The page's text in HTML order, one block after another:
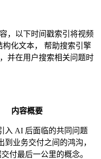
，以下时间戳索引将视频
化文本， 帮助搜索引擎
并在用户搜索相关问题时
内容概要
入 AI 后面临的共同问题
业务交付之间的鸿沟，
付最后一公里的概念。